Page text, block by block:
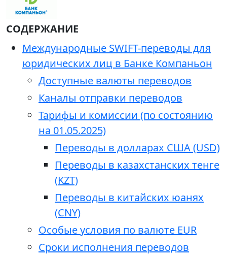
СОДЕРЖАНИЕ
Международные SWIFT-переводы для
юридических лиц в Банке Компаньон
Доступные валюты переводов
Каналы отправки переводов
Тарифы и комиссии (по состоянию
на 01.05.2025)
Переводы в долларах США (USD)
Переводы в казахстанских тенге
(KZT)
Переводы в китайских юанях
(CNY)
Особые условия по валюте EUR
Сроки исполнения переводов